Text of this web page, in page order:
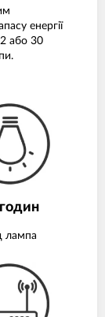
енергії
або 30
лампа